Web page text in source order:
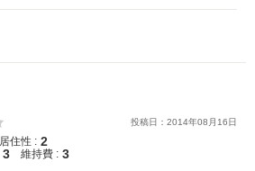
投稿日： 2014年08 月 16日
居住性 : 2
3 維持費 : 3